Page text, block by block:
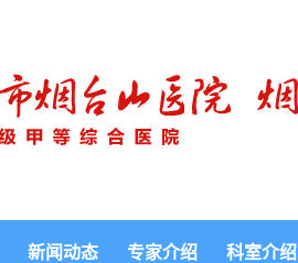
新闻动态 专家介绍 科室介绍